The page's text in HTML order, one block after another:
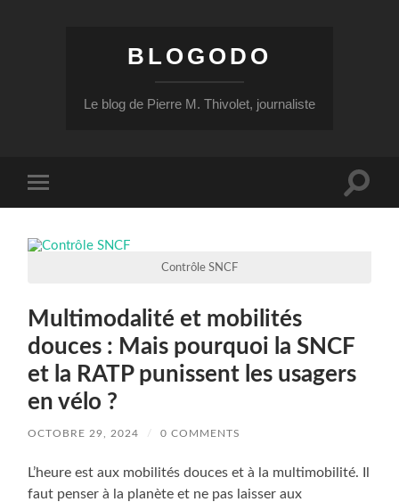
BLOGODO
Le blog de Pierre M. Thivolet, journaliste
mobile
Toggle
Contrôle SNCF
Multimodalité et mobilités
douces : Mais pourquoi la SNCF
et la RATP punissent les usagers
en vélo ?
OCTOBRE 29, 2024 / 0 COMMENTS
L’heure est aux mobilités douces et à la multimobilité. Il
faut penser à la planète et ne pas laisser aux